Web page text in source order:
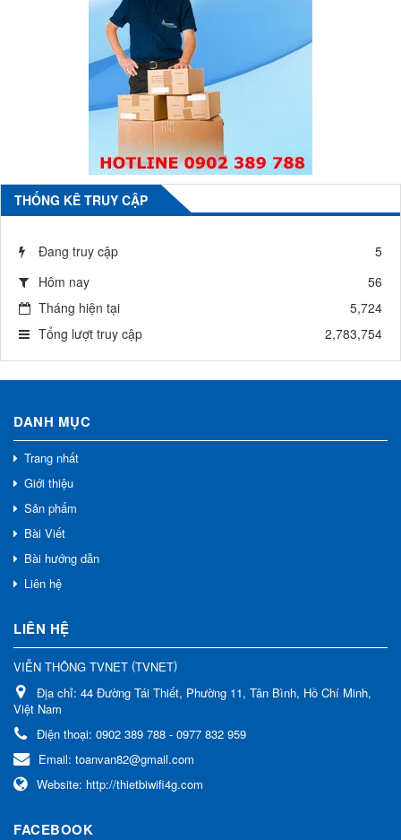
THỐNG KÊ TRUY CẬP
Đang truy cập
5
Hôm nay
56
Tháng hiện tại
5,724
Tổng lượt truy cập
2,783,754
DANH MỤC
Trang nhất
Giới thiệu
Sản phẩm
Bài Viết
Bài hướng dẫn
Liên hệ
LIÊN HỆ
VIỄN THÔNG TVNET (TVNET)
Địa chỉ: 44 Đường Tái Thiết, Phường 11, Tân Bình, Hồ Chí Minh,
Việt Nam
Điện thoại: 0902 389 788 - 0977 832 959
Email: toanvan82@gmail.com
Website: http://thietbiwifi4g.com
FACEBOOK